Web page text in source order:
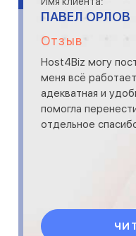
ПАВЕЛ ОРЛОВ
Отзыв
Host4Biz могу
меня всё
адекватная и
помогла
отдельное